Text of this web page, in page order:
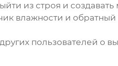
из строя и
влажности и
пользователей о